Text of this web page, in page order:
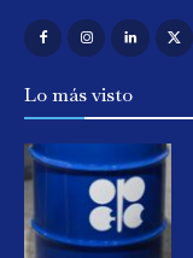
Lo más visto